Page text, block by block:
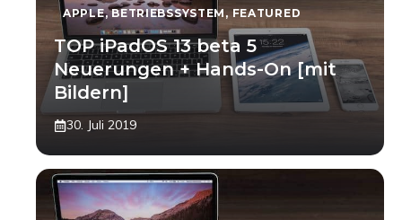
APPLE,BETRIEBSSYSTEM,FEATURED
TOP iPadOS 13 beta 5
Neuerungen + Hands-On [mit
Bildern]
30. Juli 2019